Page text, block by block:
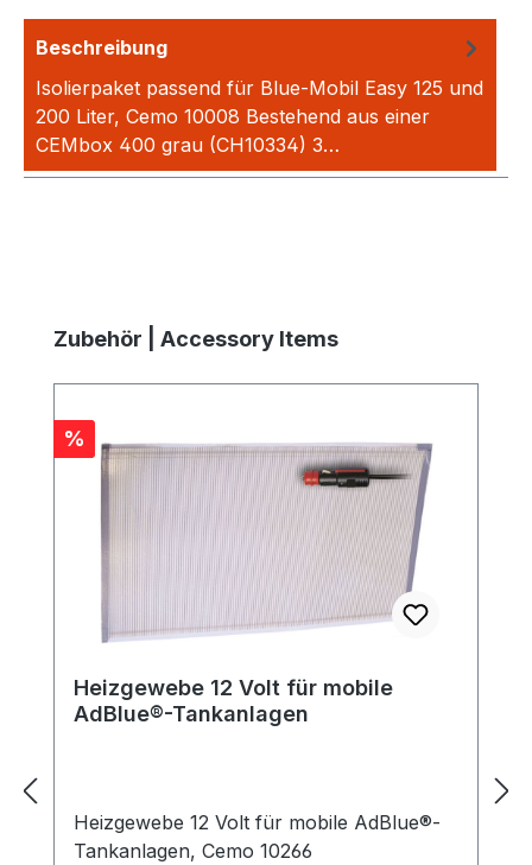
Beschreibung
Isolierpaket passend für Blue-Mobil Easy 125 und
200 Liter, Cemo 10008 Bestehend aus einer
CEMbox 400 grau (CH10334) 3…
Produktgalerie überspringen
Zubehör | Accessory Items
Rabatt
%
Heizgewebe 12 Volt für mobile
AdBlue®-Tankanlagen
Heizgewebe 12 Volt für mobile AdBlue®-
Tankanlagen, Cemo 10266